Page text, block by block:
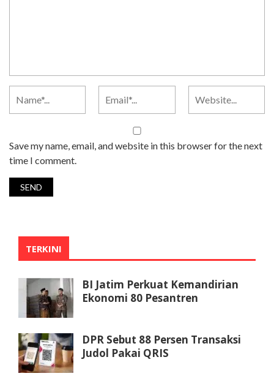
Save my name, email, and website in this browser for the next
time I comment.
TERKINI
BI Jatim Perkuat Kemandirian
Ekonomi 80 Pesantren
DPR Sebut 88 Persen Transaksi
Judol Pakai QRIS